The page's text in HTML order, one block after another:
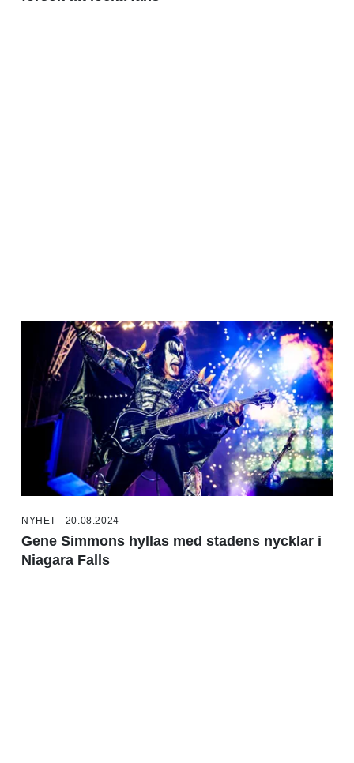
NYHET - 20.08.2024
Gene Simmons hyllas med stadens nycklar i
Niagara Falls